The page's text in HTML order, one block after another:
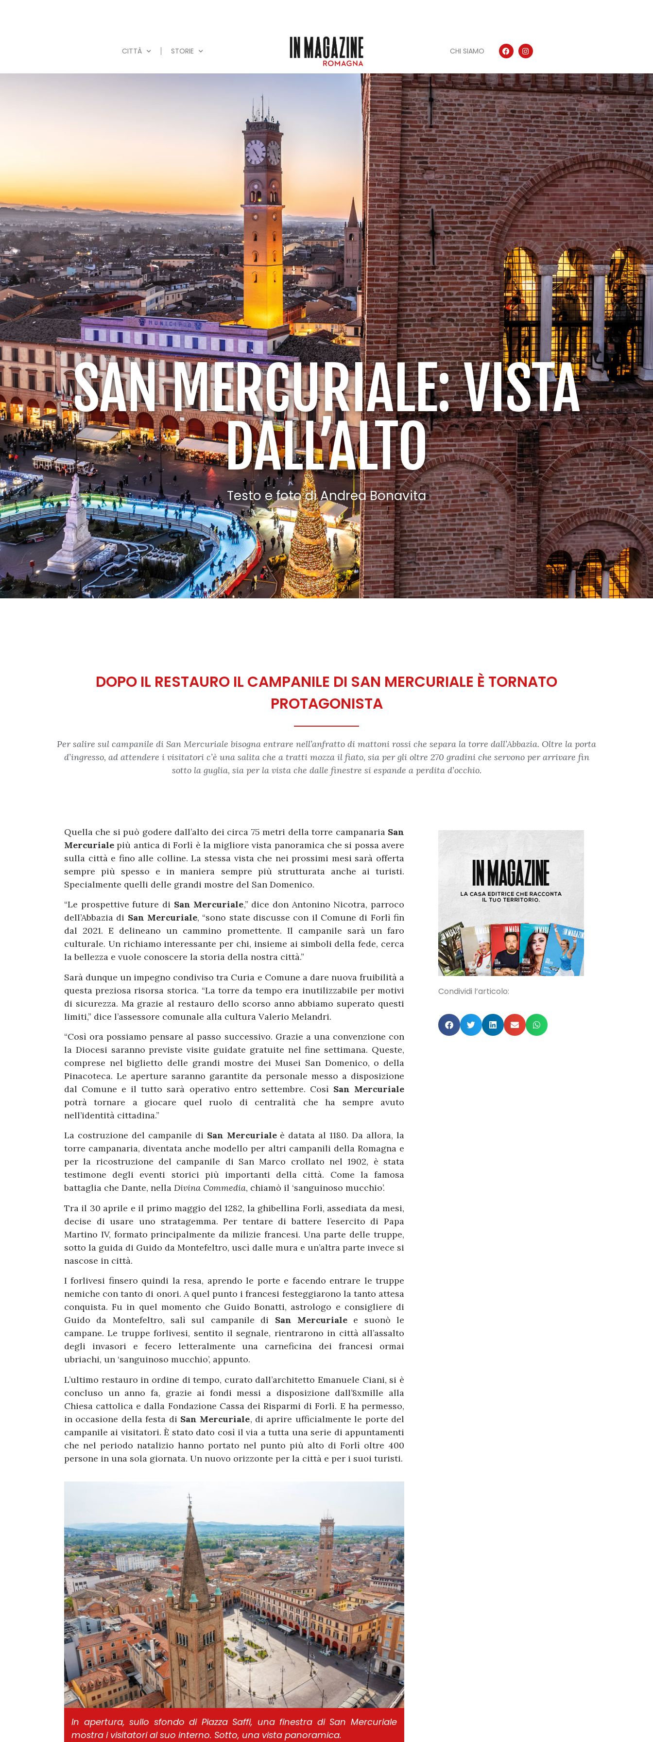
CITTÀ STORIE CHI SIAMO
SAN MERCURIALE: VISTA
DALL’ALTO
Testo e foto di Andrea Bonavita
DOPO IL RESTAURO IL CAMPANILE DI SAN MERCURIALE È TORNATO
PROTAGONISTA
Per salire sul campanile di San Mercuriale bisogna entrare nell’anfratto di mattoni rossi che separa la torre dall’Abbazia. Oltre la porta
d’ingresso, ad attendere i visitatori c’è una salita che a tratti mozza il fiato, sia per gli oltre 270 gradini che servono per arrivare fin
sotto la guglia, sia per la vista che dalle finestre si espande a perdita d’occhio.
Quella che si può godere dall’alto dei circa 75 metri della torre campanaria San
Mercuriale più antica di Forlì è la migliore vista panoramica che si possa avere
sulla città e fino alle colline. La stessa vista che nei prossimi mesi sarà offerta
sempre più spesso e in maniera sempre più strutturata anche ai turisti.
Specialmente quelli delle grandi mostre del San Domenico.
“Le prospettive future di San Mercuriale,” dice don Antonino Nicotra, parroco
dell’Abbazia di San Mercuriale, “sono state discusse con il Comune di Forlì fin
dal 2021. E delineano un cammino promettente. Il campanile sarà un faro
culturale. Un richiamo interessante per chi, insieme ai simboli della fede, cerca
la bellezza e vuole conoscere la storia della nostra città.”
Sarà dunque un impegno condiviso tra Curia e Comune a dare nuova fruibilità a
questa preziosa risorsa storica. “La torre da tempo era inutilizzabile per motivi
di sicurezza. Ma grazie al restauro dello scorso anno abbiamo superato questi
limiti,” dice l’assessore comunale alla cultura Valerio Melandri.
“Così ora possiamo pensare al passo successivo. Grazie a una convenzione con
la Diocesi saranno previste visite guidate gratuite nel fine settimana. Queste,
comprese nel biglietto delle grandi mostre dei Musei San Domenico, o della
Pinacoteca. Le aperture saranno garantite da personale messo a disposizione
dal Comune e il tutto sarà operativo entro settembre. Così San Mercuriale
potrà tornare a giocare quel ruolo di centralità che ha sempre avuto
nell’identità cittadina.”
La costruzione del campanile di San Mercurialeè datata al 1180. Da allora, la
torre campanaria, diventata anche modello per altri campanili della Romagna e
per la ricostruzione del campanile di San Marco crollato nel 1902, è stata
testimone degli eventi storici più importanti della città. Come la famosa
battaglia che Dante, nella Divina Commedia, chiamò il ‘sanguinoso mucchio’.
Tra il 30 aprile e il primo maggio del 1282, la ghibellina Forlì, assediata da mesi,
decise di usare uno stratagemma. Per tentare di battere l’esercito di Papa
Martino IV, formato principalmente da milizie francesi. Una parte delle truppe,
sotto la guida di Guido da Montefeltro, uscì dalle mura e un’altra parte invece si
nascose in città.
I forlivesi finsero quindi la resa, aprendo le porte e facendo entrare le truppe
nemiche con tanto di onori. A quel punto i francesi festeggiarono la tanto attesa
conquista. Fu in quel momento che Guido Bonatti, astrologo e consigliere di
Guido da Montefeltro, salì sul campanile di San Mercurialee suonò le
campane. Le truppe forlivesi, sentito il segnale, rientrarono in città all’assalto
degli invasori e fecero letteralmente una carneficina dei francesi ormai
ubriachi, un ‘sanguinoso mucchio’, appunto.
L’ultimo restauro in ordine di tempo, curato dall’architetto Emanuele Ciani, si è
concluso un anno fa, grazie ai fondi messi a disposizione dall’8xmille alla
Chiesa cattolica e dalla Fondazione Cassa dei Risparmi di Forlì. E ha permesso,
in occasione della festa di San Mercuriale, di aprire ufficialmente le porte del
campanile ai visitatori. È stato dato così il via a tutta una serie di appuntamenti
che nel periodo natalizio hanno portato nel punto più alto di Forlì oltre 400
persone in una sola giornata. Un nuovo orizzonte per la città e per i suoi turisti.
In apertura, sullo sfondo di Piazza Saffi, una finestra di San Mercuriale
mostra i visitatori al suo interno. Sotto, una vista panoramica.
Condividi l’articolo: